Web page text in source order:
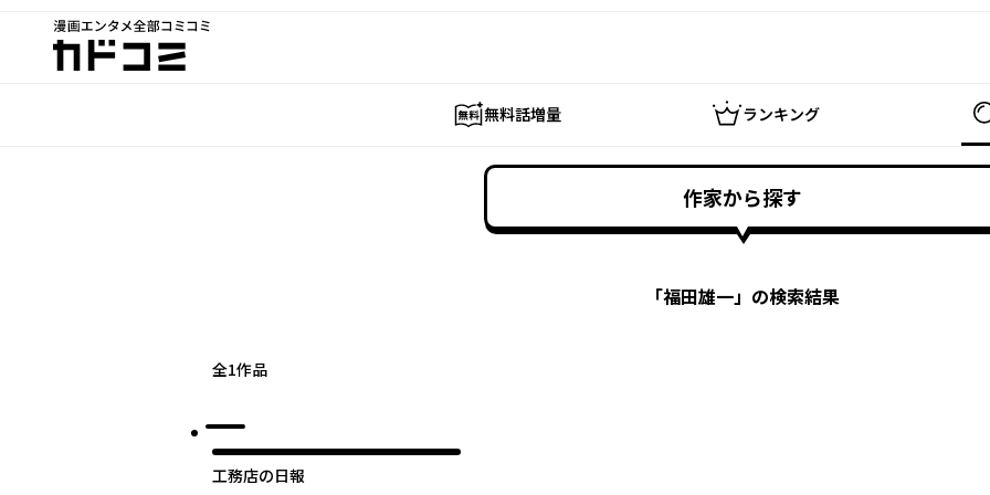
漫画エンタメ全部コミコミ
カドコミ
無料話増量 ランキング
作家から探す
「福田雄一」の検索結果
全1作品
工務店の日報